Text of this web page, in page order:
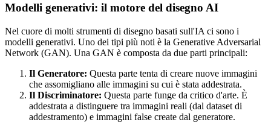
Modelli generativi: il motore del disegno AI
Nel cuore di molti strumenti di disegno basati sull'IA ci sono i
modelli generativi. Uno dei tipi più noti è la Generative Adversarial
Network (GAN). Una GAN è composta da due parti principali:
Il Generatore: Questa parte tenta di creare nuove immagini
che assomigliano alle immagini su cui è stata addestrata.
Il Discriminatore: Questa parte funge da critico d'arte. È
addestrata a distinguere tra immagini reali (dal dataset di
addestramento) e immagini false create dal generatore.